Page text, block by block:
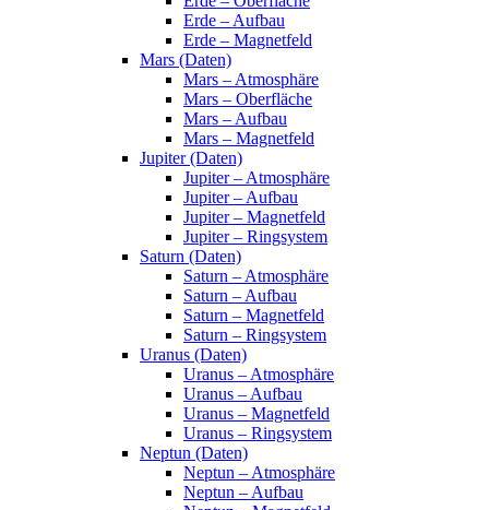
Erde – Aufbau
Erde – Magnetfeld
Mars (Daten)
Mars – Atmosphäre
Mars – Oberfläche
Mars – Aufbau
Mars – Magnetfeld
Jupiter (Daten)
Jupiter – Atmosphäre
Jupiter – Aufbau
Jupiter – Magnetfeld
Jupiter – Ringsystem
Saturn (Daten)
Saturn – Atmosphäre
Saturn – Aufbau
Saturn – Magnetfeld
Saturn – Ringsystem
Uranus (Daten)
Uranus – Atmosphäre
Uranus – Aufbau
Uranus – Magnetfeld
Uranus – Ringsystem
Neptun (Daten)
Neptun – Atmosphäre
Neptun – Aufbau